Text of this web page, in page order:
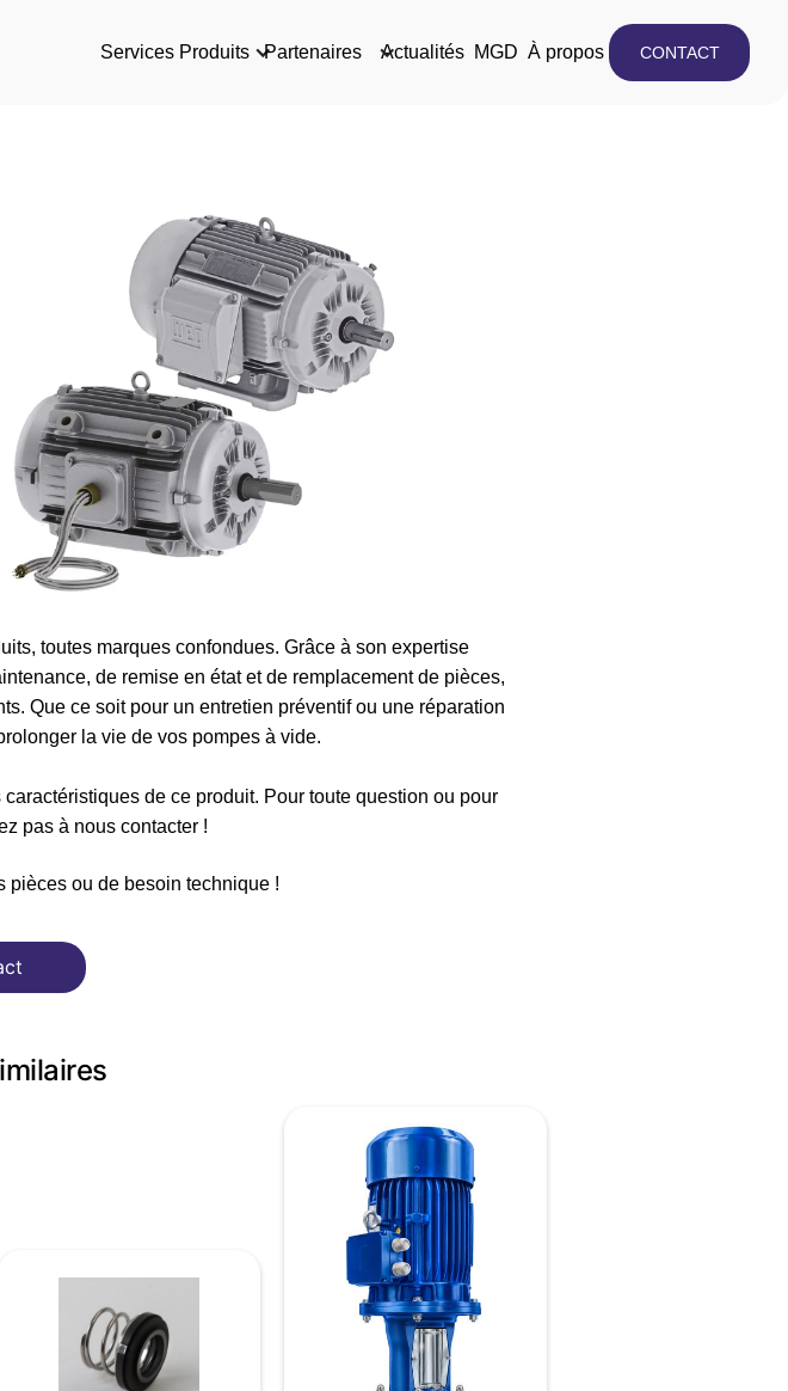
Services Produits Partenaires Actualités MGD À propos CONTACT
toutes marques confondues. Grâce à son expertise
de remise en état et de remplacement de pièces,
Que ce soit pour un entretien préventif ou une réparation
la vie de vos pompes à vide.
de ce produit. Pour toute question ou pour
pas à nous contacter !
pièces ou de besoin technique !